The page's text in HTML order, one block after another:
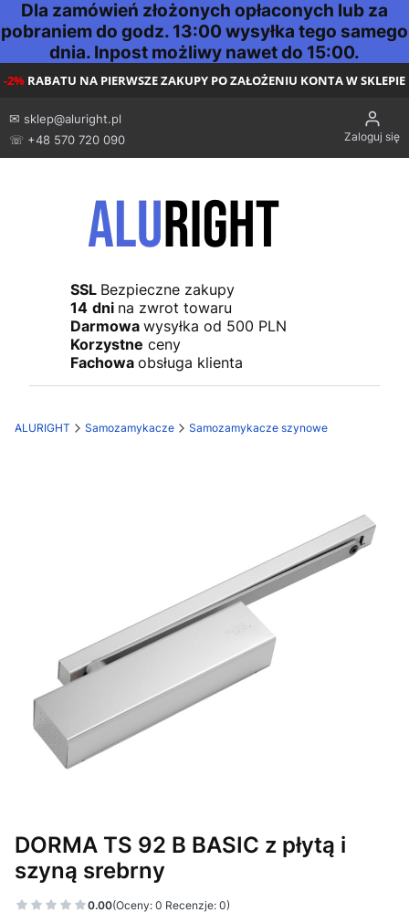
Dla zamówień złożonych opłaconych lub za
pobraniem do godz. 13:00 wysyłka tego samego
dnia. Inpost możliwy nawet do 15:00.
-2% RABATU NA PIERWSZE ZAKUPY PO ZAŁOŻENIU KONTA W SKLEPIE
✉ sklep@aluright.pl
☏ +48 570 720 090
Zaloguj się
SSL Bezpieczne zakupy
14 dni na zwrot towaru
Darmowa wysyłka od 500 PLN
Korzystne ceny
Fachowa obsługa klienta
ALURIGHT Samozamykacze Samozamykacze szynowe
DORMA TS 92 B BASIC z płytą i
szyną srebrny
0.00(Oceny: 0 Recenzje: 0)
Przejdź do sekcji Opinie